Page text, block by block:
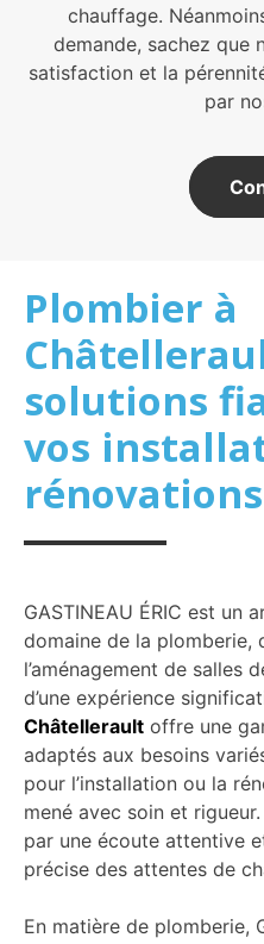
chauffage.
demande, sachez
satisfaction et la
par
Plombier à
solutions
vos
rénovations
GASTINEAU ÉRIC est un
domaine de la plomberie,
l’aménagement de salles
d’une expérience
Châtellerault offre une
adaptés aux besoins
pour l’installation ou la
mené avec soin et
par une écoute attentive
précise des attentes de
En matière de plomberie,